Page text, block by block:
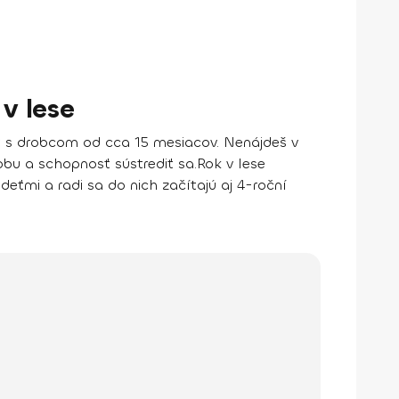
lese
drobcom od cca 15 mesiacov. Nenájdeš v
a schopnosť sústrediť sa.Rok v lese
a radi sa do nich začítajú aj 4-roční